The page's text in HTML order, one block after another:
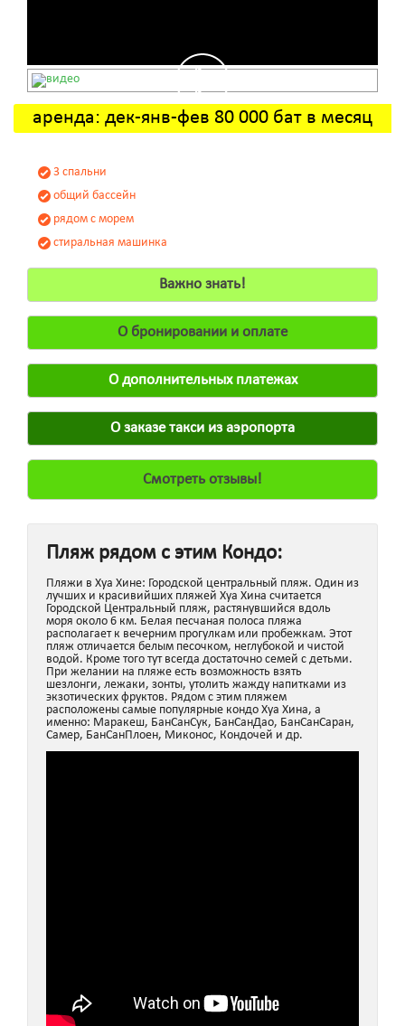
аренда: дек-янв-фев 80 000 бат в месяц
3 спальни
общий бассейн
рядом с морем
стиральная машинка
Важно знать!
О бронировании и оплате
О дополнительных платежах
О заказе такси из аэропорта
Смотреть отзывы!
Пляж рядом с этим Кондо:
Пляжи в Хуа Хине: Городской центральный пляж. Один из
лучших и красивийших пляжей Хуа Хина считается
Городской Центральный пляж, растянувшийся вдоль
моря около 6 км. Белая песчаная полоса пляжа
располагает к вечерним прогулкам или пробежкам. Этот
пляж отличается белым песочком, неглубокой и чистой
водой. Кроме того тут всегда достаточно семей с детьми.
При желании на пляже есть возможность взять
шезлонги, лежаки, зонты, утолить жажду напитками из
экзотических фруктов. Рядом с этим пляжем
расположены самые популярные кондо Хуа Хина, а
именно: Маракеш, БанСанСук, БанСанДао, БанСанСаран,
Самер, БанСанПлоен, Миконос, Кондочей и др.